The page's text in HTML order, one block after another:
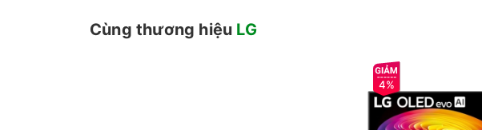
Ngăn lạnh
- Dung tích ngăn lạnh là 359 lít, đáp ứng tốt nhu cầu sử dụng hàng
- Bên trong tủ lạnh chia làm nhiều ngăn và khay để có thể lưu trữ, bảo
Cùng thương hiệu LG
4%